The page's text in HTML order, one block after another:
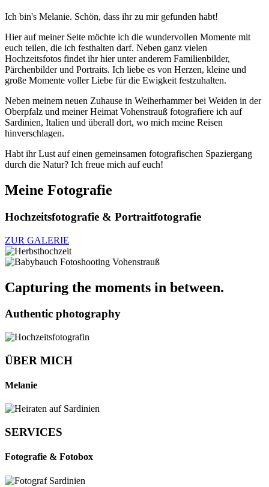
Ich bin's Melanie. Schön, dass ihr zu mir gefunden habt!
Hier auf meiner Seite möchte ich die wundervollen Momente mit
euch teilen, die ich festhalten darf. Neben ganz vielen
Hochzeitsfotos findet ihr hier unter anderem Familienbilder,
Pärchenbilder und Portraits. Ich liebe es von Herzen, kleine und
große Momente voller Liebe für die Ewigkeit festzuhalten.
Neben meinem neuen Zuhause in Weiherhammer bei Weiden in der
Oberpfalz und meiner Heimat Vohenstrauß fotografiere ich auf
Sardinien, Italien und überall dort, wo mich meine Reisen
hinverschlagen.
Habt ihr Lust auf einen gemeinsamen fotografischen Spaziergang
durch die Natur? Ich freue mich auf euch!
Meine Fotografie
Hochzeitsfotografie & Portraitfotografie
ZUR GALERIE
Capturing the moments in between.
Authentic photography
ÜBER MICH
Melanie
SERVICES
Fotografie & Fotobox